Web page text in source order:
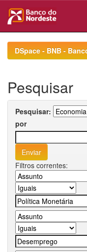
navigationDSpace - BNB -
Pesquisar
Pesquisar:
por
Filtros correntes: